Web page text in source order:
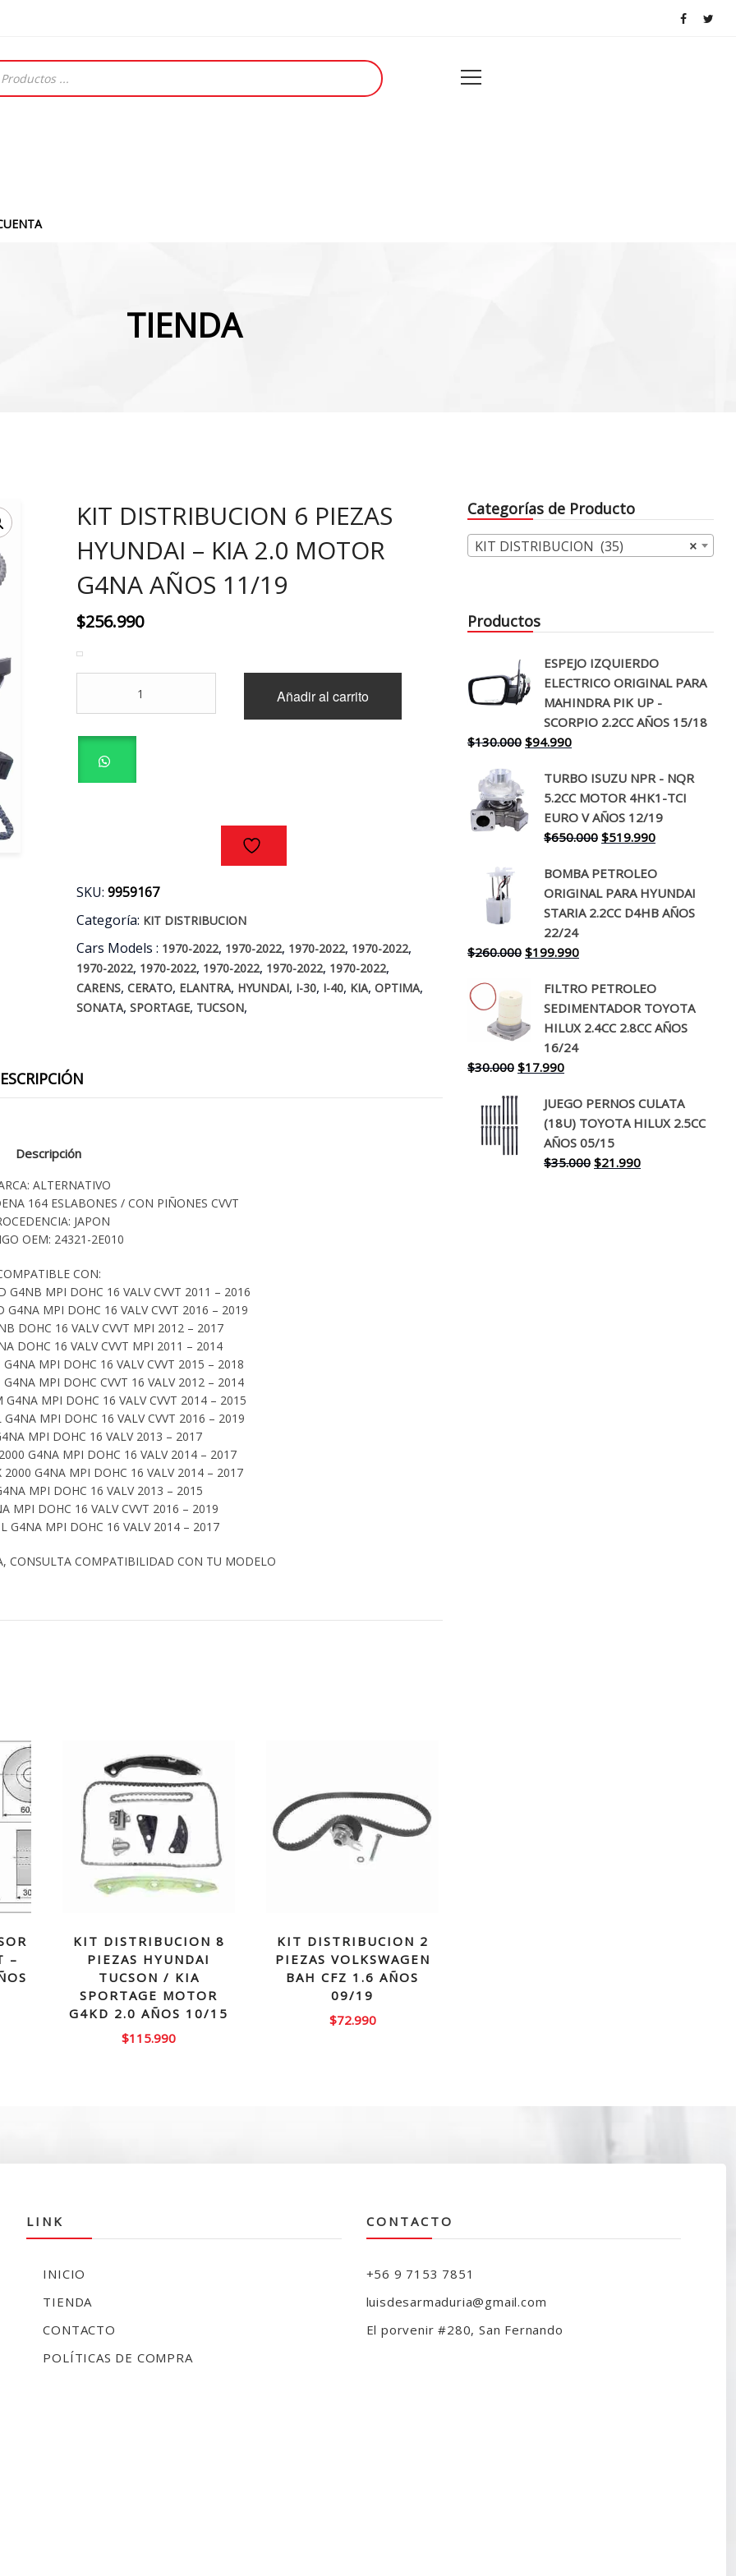
TIENDA
KIT DISTRIBUCION 6 PIEZAS
HYUNDAI – KIA 2.0 MOTOR
G4NA AÑOS 11/19
$256.990
DISTRIBUCION
6
PIEZAS
KIA
cantidad
Añadir al carrito
SKU:9959167
Categoría: KIT DISTRIBUCION
Cars Models : 1970-2022, 1970-2022, 1970-2022, 1970-2022,
1970-2022, 1970-2022, 1970-2022, 1970-2022, 1970-2022,
CARENS,CERATO, ELANTRA, HYUNDAI, I-30, I-40, KIA,OPTIMA,
SONATA,SPORTAGE, TUCSON,
Descripción
ALTERNATIVO
164 ESLABONES / CON PIÑONES CVVT
JAPON
OEM: 24321-2E010
CON:
G4NB MPI DOHC 16 VALV CVVT 2011 – 2016
G4NA MPI DOHC 16 VALV CVVT 2016 – 2019
DOHC 16 VALV CVVT MPI 2012 – 2017
DOHC 16 VALV CVVT MPI 2011 – 2014
MPI DOHC 16 VALV CVVT 2015 – 2018
MPI DOHC CVVT 16 VALV 2012 – 2014
MPI DOHC 16 VALV CVVT 2014 – 2015
MPI DOHC 16 VALV CVVT 2016 – 2019
MPI DOHC 16 VALV 2013 – 2017
G4NA MPI DOHC 16 VALV 2014 – 2017
2000 G4NA MPI DOHC 16 VALV 2014 – 2017
MPI DOHC 16 VALV 2013 – 2015
MPI DOHC 16 VALV CVVT 2016 – 2019
G4NA MPI DOHC 16 VALV 2014 – 2017
CONSULTA COMPATIBILIDAD CON TU MODELO
–
KIT DISTRIBUCION 8
PIEZAS HYUNDAI
TUCSON / KIA
SPORTAGE MOTOR
G4KD 2.0 AÑOS 10/15
$115.990
KIT DISTRIBUCION 2
PIEZAS VOLKSWAGEN
BAH CFZ 1.6 AÑOS
09/19
$72.990
Categorías de Producto
×
KIT DISTRIBUCION (35)
Productos
ESPEJO IZQUIERDO
ELECTRICO ORIGINAL PARA
MAHINDRA PIK UP -
SCORPIO 2.2CC AÑOS 15/18
$130.000 El
original
era:
$130.000.
$94.990El
actual
es:
$94.990.
TURBO ISUZU NPR - NQR
5.2CC MOTOR 4HK1-TCI
EURO V AÑOS 12/19
$650.000 El
original
era:
$650.000.
$519.990El
actual
es:
$519.990.
BOMBA PETROLEO
ORIGINAL PARA HYUNDAI
STARIA 2.2CC D4HB AÑOS
22/24
$260.000 El
original
era:
$260.000.
$199.990El
actual
es:
$199.990.
FILTRO PETROLEO
SEDIMENTADOR TOYOTA
HILUX 2.4CC 2.8CC AÑOS
16/24
$30.000 El
original
era:
$30.000.
$17.990El
actual
es:
$17.990.
JUEGO PERNOS CULATA
(18U) TOYOTA HILUX 2.5CC
AÑOS 05/15
$35.000 El
$21.990El
LINK
INICIO
TIENDA
CONTACTO
POLÍTICAS DE COMPRA
CONTACTO
+56 9 7153 7851
luisdesarmaduria@gmail.com
El porvenir #280, San Fernando